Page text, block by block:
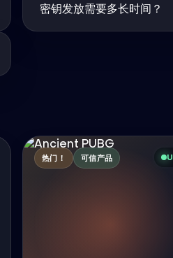
密钥发放需要多长时间？
热门！ 可信产品